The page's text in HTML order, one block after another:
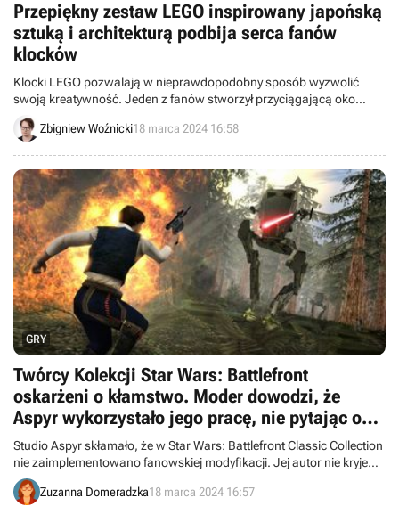
Przepiękny zestaw LEGO inspirowany japońską
sztuką i architekturą podbija serca fanów
klocków
Klocki LEGO pozwalają w nieprawdopodobny sposób wyzwolić
swoją kreatywność. Jeden z fanów stworzył przyciągającą oko
dioramę inspirowaną kulturą Japonii. Czeka na głosy fanów, a ci
chętnie się zaangażowali.
Zbigniew Woźnicki18 marca 2024 16:58
GRY
Twórcy Kolekcji Star Wars: Battlefront
oskarżeni o kłamstwo. Moder dowodzi, że
Aspyr wykorzystało jego pracę, nie pytając o
zgodę
Studio Aspyr skłamało, że w Star Wars: Battlefront Classic Collection
nie zaimplementowano fanowskiej modyfikacji. Jej autor nie kryje
rozczarowania zachowaniem firmy.
Zuzanna Domeradzka18 marca 2024 16:57